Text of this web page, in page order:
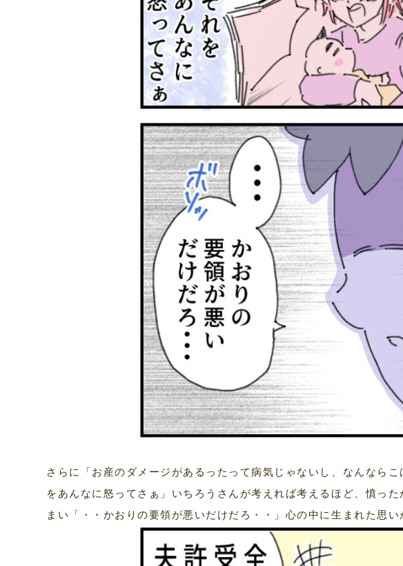
さらに「お産のダメージがあるったって病気じゃないし、なんなら
をあんなに怒ってさぁ」いちろうさんが考えれば考えるほど、憤っ
まい「・・かおりの要領が悪いだけだろ・・」心の中に生まれた思い